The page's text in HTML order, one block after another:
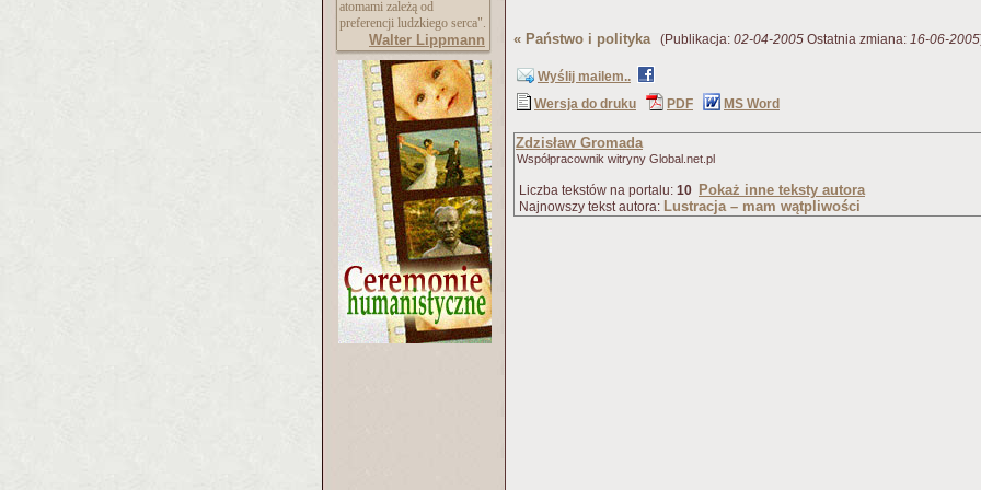
atomami zależą od
preferencji ludzkiego serca".
Walter Lippmann « Państwo i polityka (Publikacja: 02-04-2005 Ostatnia zmiana: 16-06-2005
Wyślij mailem..
Wersja do druku
PDF MS Word
Zdzisław Gromada
Współpracownik witryny Global.net.pl
Liczba tekstów na portalu: 10 Pokaż inne teksty autora
Najnowszy tekst autora: Lustracja – mam wątpliwości